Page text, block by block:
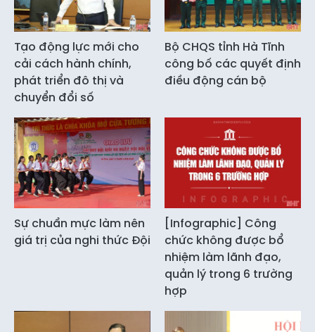
Tạo động lực mới cho
cải cách hành chính,
phát triển đô thị và
chuyển đổi số
Bộ CHQS tỉnh Hà Tĩnh
công bố các quyết định
điều động cán bộ
Sự chuẩn mực làm nên
giá trị của nghi thức Đội
[Infographic] Công
chức không được bổ
nhiệm làm lãnh đạo,
quản lý trong 6 trường
hợp